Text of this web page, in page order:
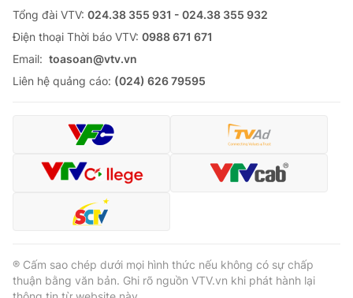
Tổng đài VTV: 024.38 355 931 - 024.38 355 932
Ðiện thoại Thời báo VTV: 0988 671 671
Email: toasoan@vtv.vn
Liên hệ quảng cáo: (024) 626 79595
® Cấm sao chép dưới mọi hình thức nếu không có sự chấp
thuận bằng văn bản. Ghi rõ nguồn VTV.vn khi phát hành lại